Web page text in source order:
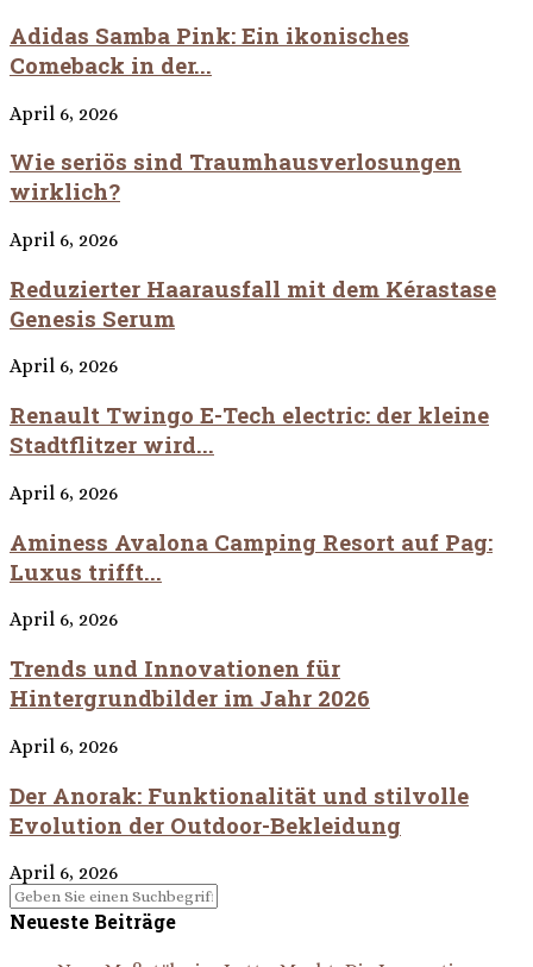
Adidas Samba Pink: Ein ikonisches
Comeback in der...
April 6, 2026
Wie seriös sind Traumhausverlosungen
wirklich?
April 6, 2026
Reduzierter Haarausfall mit dem Kérastase
Genesis Serum
April 6, 2026
Renault Twingo E-Tech electric: der kleine
Stadtflitzer wird...
April 6, 2026
Aminess Avalona Camping Resort auf Pag:
Luxus trifft...
April 6, 2026
Trends und Innovationen für
Hintergrundbilder im Jahr 2026
April 6, 2026
Der Anorak: Funktionalität und stilvolle
Evolution der Outdoor-Bekleidung
April 6, 2026
Neueste Beiträge